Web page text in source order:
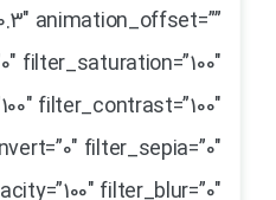
animation_offset=””
filter_saturation=”100″
filter_contrast=”100″
filter_sepia=”0″
filter_blur=”0″